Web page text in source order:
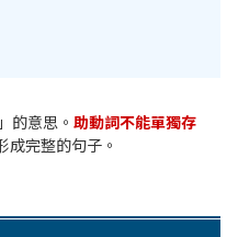
的意思。 助動詞不能單獨存
成完整的句子。